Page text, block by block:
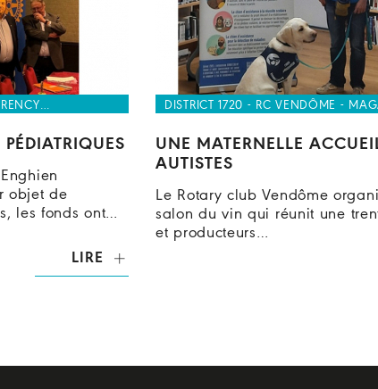
objet de
les fonds ont…
LIRE
DISTRICT 1720 - RC VENDÔME -
UNE MATERNELLE
AUTISTES
Le Rotary club Vendôme
salon du vin qui réunit une
et producteurs…